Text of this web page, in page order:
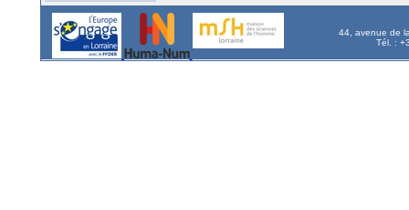
44, avenue de
Tél. :